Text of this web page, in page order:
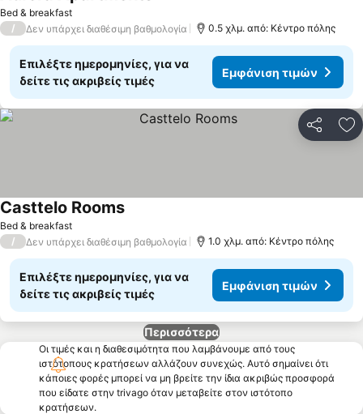
Bed & breakfast
Εμφάνιση τιμών
/ Δεν υπάρχει διαθέσιμη βαθμολογία 0.5 χλμ. από: Κέντρο πόλης
Επιλέξτε ημερομηνίες, για να
δείτε τις ακριβείς τιμές
Εμφάνιση τιμών
Bed & breakfast
Casttelo RoomsΕμφάνιση τιμών
/ Δεν υπάρχει διαθέσιμη βαθμολογία 1.0 χλμ. από: Κέντρο πόλης
Επιλέξτε ημερομηνίες, για να
δείτε τις ακριβείς τιμές
Εμφάνιση τιμών
Περισσότερα
Οι τιμές και η διαθεσιμότητα που λαμβάνουμε από τους
ιστότοπους κρατήσεων αλλάζουν συνεχώς. Αυτό σημαίνει ότι
κάποιες φορές μπορεί να μη βρείτε την ίδια ακριβώς προσφορά
που είδατε στην trivago όταν μεταβείτε στον ιστότοπο
κρατήσεων.